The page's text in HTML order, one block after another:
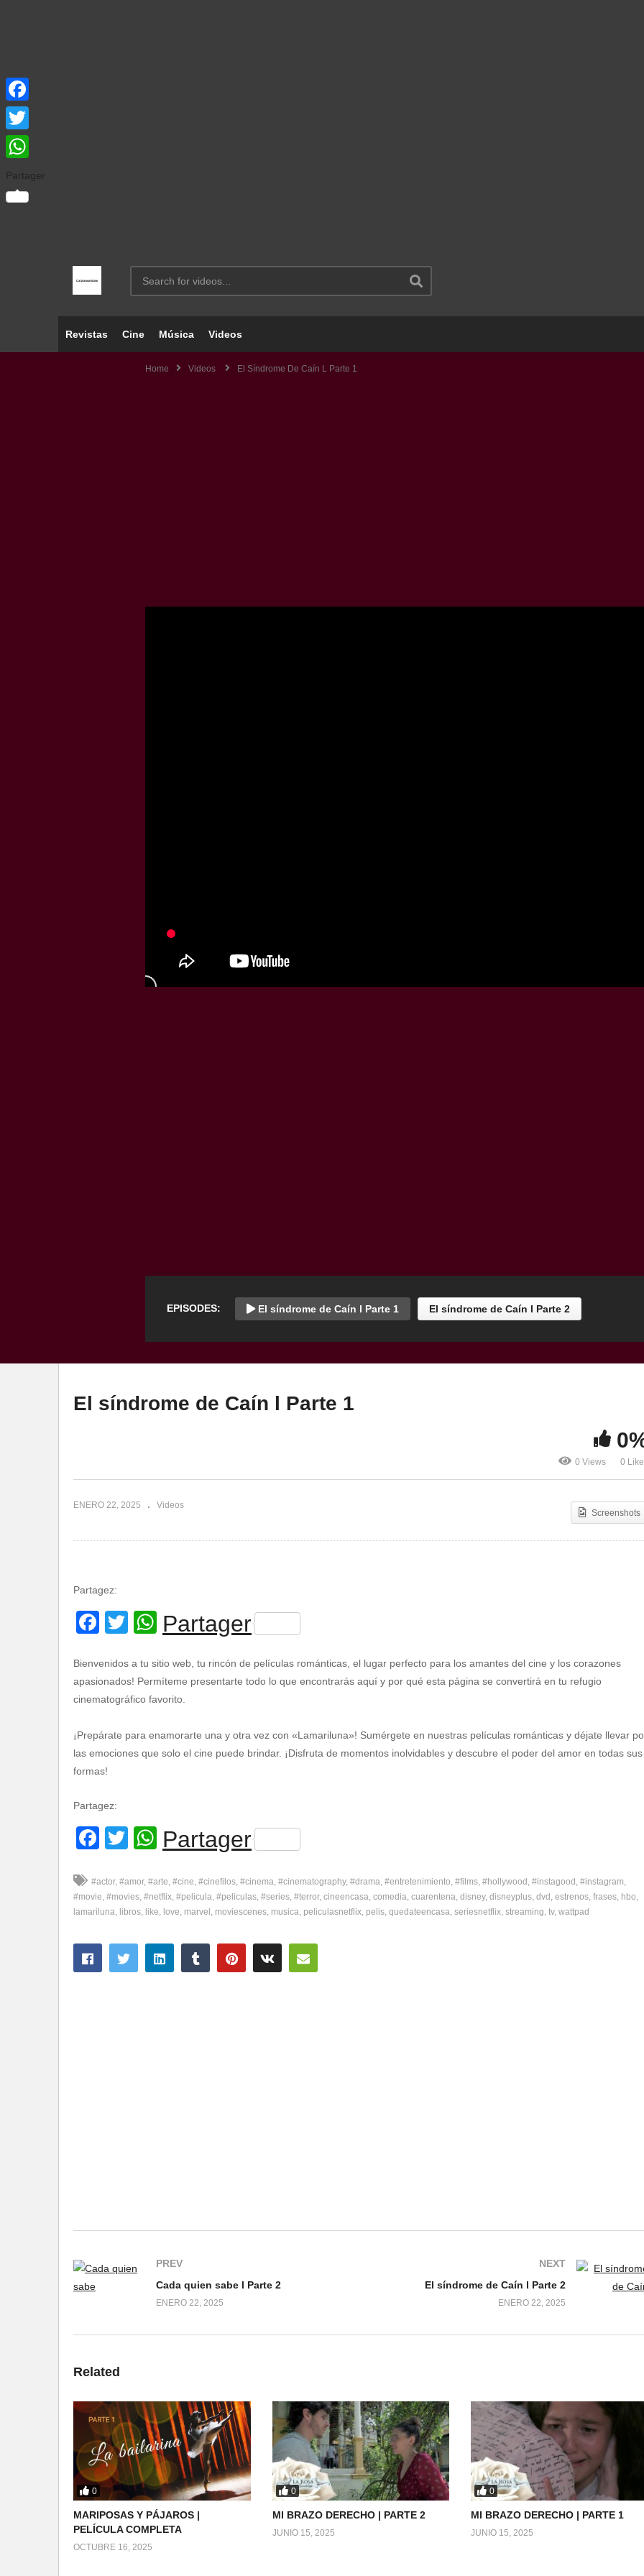
Revistas Cine Música Videos
Home Videos El Síndrome De Caín L Parte 1
EPISODES: El síndrome de Caín l Parte 1 El síndrome de Caín l Parte 2
El síndrome de Caín l Parte 1
0 Views 0
ENERO 22, 2025 Videos
Screenshots
Partagez:
Facebook
Twitter
WhatsApp
Partager
Bienvenidos a tu sitio web, tu rincón de películas románticas, el lugar perfecto para los amantes del cine y los corazones
apasionados! Permíteme presentarte todo lo que encontrarás aquí y por qué esta página se convertirá en tu refugio
cinematográfico favorito.
¡Prepárate para enamorarte una y otra vez con «Lamariluna»! Sumérgete en nuestras películas románticas y déjate llevar
las emociones que solo el cine puede brindar. ¡Disfruta de momentos inolvidables y descubre el poder del amor en todas sus
formas!
Partagez:
Facebook
Twitter
WhatsApp
Partager
#actor #amor #arte #cine #cinefilos #cinema #cinematography #drama #entretenimiento #films #hollywood #instagood #instagram
#movie #movies #netflix #pelicula #peliculas #series #terror cineencasa comedia cuarentena disney disneyplus dvd estrenos frases hbo
lamariluna libros like love marvel moviescenes musica peliculasnetflix pelis quedateencasa seriesnetflix streaming tv wattpad
PREV
Cada quien sabe l Parte 2
ENERO 22, 2025
NEXT
El síndrome de Caín l Parte 2
ENERO 22, 2025
Related
0
MARIPOSAS Y PÁJAROS |
PELÍCULA COMPLETA
OCTUBRE 16, 2025
0
MI BRAZO DERECHO | PARTE 2
JUNIO 15, 2025
0
MI BRAZO DERECHO | PARTE 1
JUNIO 15, 2025
Facebook
Twitter
WhatsApp
Partager